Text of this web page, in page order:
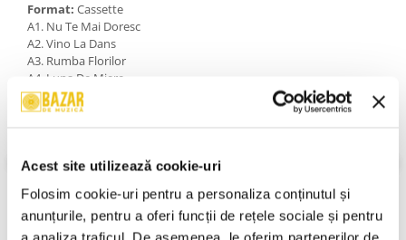
Acest site utilizează cookie-uri
Folosim cookie-uri pentru a personaliza conținutul și
anunțurile, pentru a oferi funcții de rețele sociale și pentru
Format: Cassette
A1. Nu Te Mai Doresc
A2. Vino La Dans
A3. Rumba Florilor
A4. Luna De Miere
A5. Timpuri Presante
A6. Uneori
B9. Cred Că M-am Îndrăgostit
B11. Sper Să Vii
B12. Clipe Ce S-au Frânt
An Lansare:1999